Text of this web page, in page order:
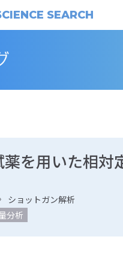
SEARCH
を用いた相対
ショットガン解析
分析